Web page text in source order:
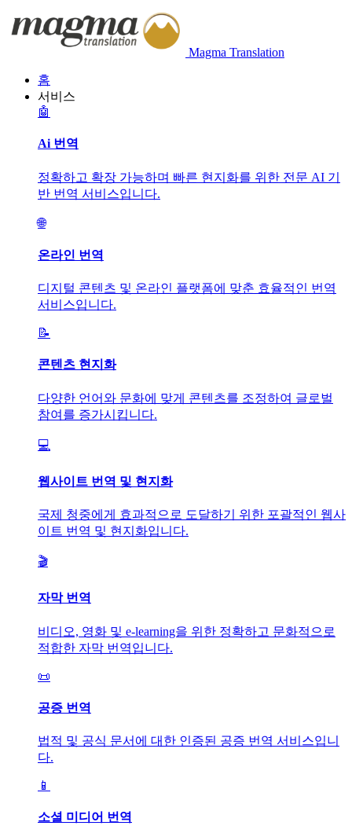
Magma Translation
홈
서비스
🤖
Ai 번역
정확하고 확장 가능하며 빠른 현지화를 위한 전문 AI 기
반 번역 서비스입니다.
🌐
온라인 번역
디지털 콘텐츠 및 온라인 플랫폼에 맞춘 효율적인 번역
서비스입니다.
📝
콘텐츠 현지화
다양한 언어와 문화에 맞게 콘텐츠를 조정하여 글로벌
참여를 증가시킵니다.
💻
웹사이트 번역 및 현지화
국제 청중에게 효과적으로 도달하기 위한 포괄적인 웹사
이트 번역 및 현지화입니다.
🎬
자막 번역
비디오, 영화 및 e-learning을 위한 정확하고 문화적으로
적합한 자막 번역입니다.
📜
공증 번역
법적 및 공식 문서에 대한 인증된 공증 번역 서비스입니
다.
📱
소셜 미디어 번역